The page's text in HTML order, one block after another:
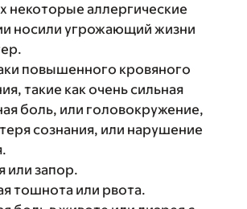
некоторые аллергические
носили угрожающий жизни
повышенного кровяного
такие как очень сильная
боль, или головокружение,
сознания, или нарушение
или запор.
тошнота или рвота.